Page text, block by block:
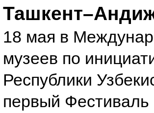
18 мая в
музеев по
Республики
первый Фестиваль